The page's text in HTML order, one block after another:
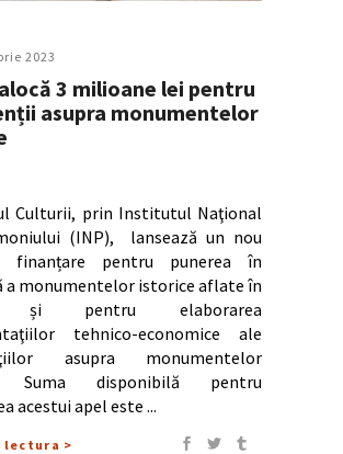
2023
3 milioane lei pentru
asupra monumentelor
Culturii, prin Institutul Naţional
(INP), lansează un nou
finanțare pentru punerea în
a monumentelor istorice aflate în
și pentru elaborarea
tehnico-economice ale
asupra monumentelor
Suma disponibilă pentru
acestui apel este
lectura >